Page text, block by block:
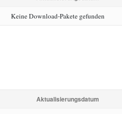
Keine Download-Pakete gefunden
Aktualisierungsdatum